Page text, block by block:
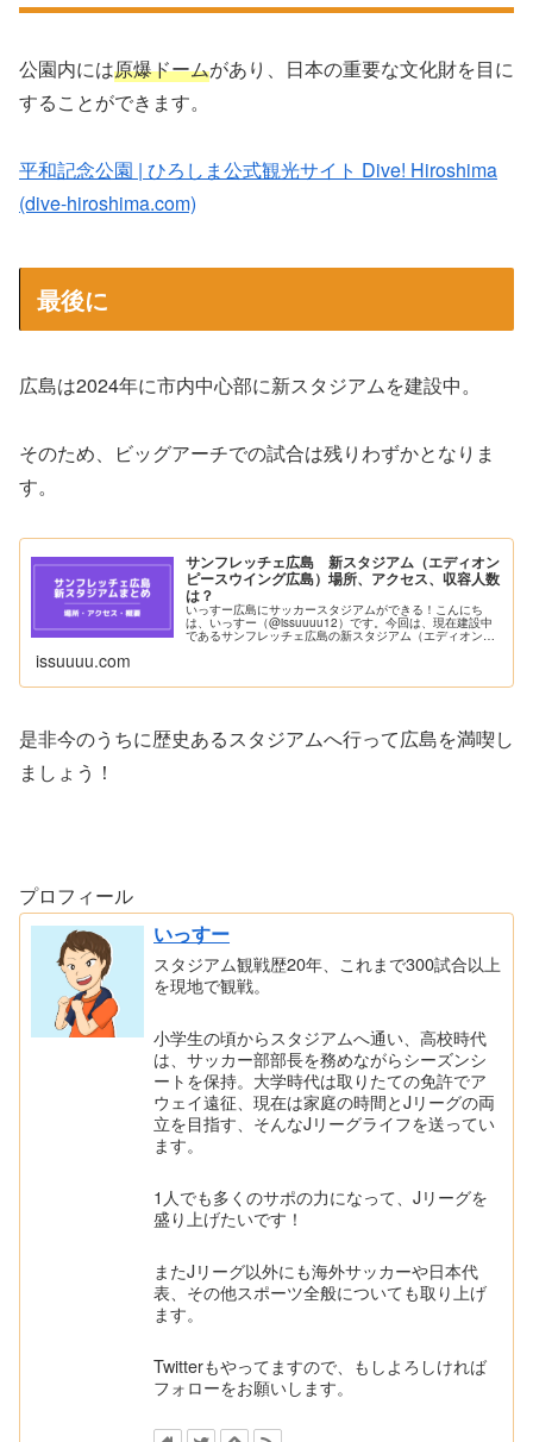
公園内には原爆ドームがあり、日本の重要な文化財を目に
することができます。
平和記念公園 | ひろしま公式観光サイト Dive! Hiroshima
(dive-hiroshima.com)
最後に
広島は2024年に市内中心部に新スタジアムを建設中。
そのため、ビッグアーチでの試合は残りわずかとなりま
す。
サンフレッチェ広島 新スタジアム（エディオン
ピースウイング広島）場所、アクセス、収容人数
は？
いっすー広島にサッカースタジアムができる！こんにち
は、いっすー（@issuuuu12）です。今回は、現在建設中
であるサンフレッチェ広島の新スタジアム（エディオンピ
issuuuu.com
是非今のうちに歴史あるスタジアムへ行って広島を満喫し
ましょう！
プロフィール
いっすー
スタジアム観戦歴20年、これまで300試合以上
を現地で観戦。
小学生の頃からスタジアムへ通い、高校時代
は、サッカー部部長を務めながらシーズンシ
ートを保持。大学時代は取りたての免許でア
ウェイ遠征、現在は家庭の時間とJリーグの両
立を目指す、そんなJリーグライフを送ってい
ます。
1人でも多くのサポの力になって、Jリーグを
盛り上げたいです！
またJリーグ以外にも海外サッカーや日本代
表、その他スポーツ全般についても取り上げ
ます。
Twitterもやってますので、もしよろしければ
フォローをお願いします。